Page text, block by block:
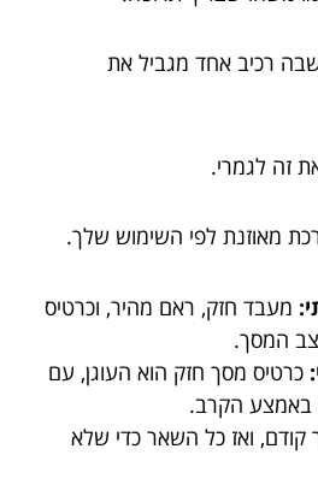
רכיב אחד מגביל את
זה לגמרי.
מאוזנת לפי השימוש שלך.
מעבד חזק, ראם מהיר, וכרטיס
המסך.
כרטיס מסך חזק הוא העוגן, עם
הקרב.
קודם, ואז כל השאר כדי שלא